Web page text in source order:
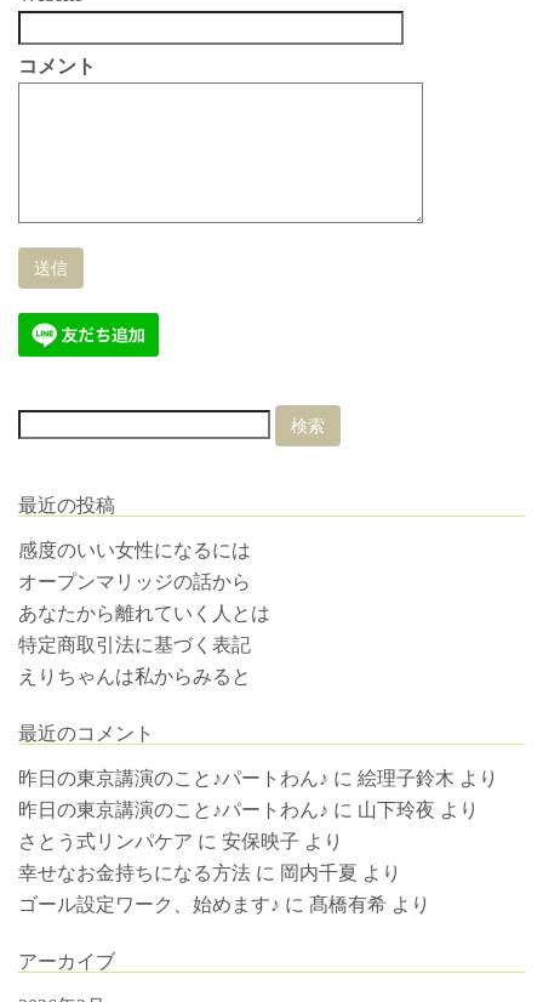
コメント
最近の投稿
感度のいい女性になるには
オープンマリッジの話から
あなたから離れていく人とは
特定商取引法に基づく表記
えりちゃんは私からみると
最近のコメント
昨日の東京講演のこと♪パートわん♪ に 絵理子鈴木 より
昨日の東京講演のこと♪パートわん♪ に 山下玲夜 より
さとう式リンパケア に 安保映子 より
幸せなお金持ちになる方法 に 岡内千夏 より
ゴール設定ワーク、始めます♪ に 髙橋有希 より
アーカイブ